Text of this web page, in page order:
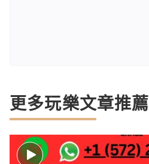
更多玩樂文章推薦